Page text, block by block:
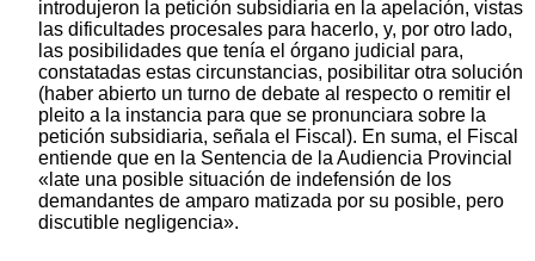
introdujeron la petición subsidiaria en la apelación, vistas
las dificultades procesales para hacerlo, y, por otro lado,
las posibilidades que tenía el órgano judicial para,
constatadas estas circunstancias, posibilitar otra solución
(haber abierto un turno de debate al respecto o remitir el
pleito a la instancia para que se pronunciara sobre la
petición subsidiaria, señala el Fiscal). En suma, el Fiscal
entiende que en la Sentencia de la Audiencia Provincial
«late una posible situación de indefensión de los
demandantes de amparo matizada por su posible, pero
discutible negligencia».